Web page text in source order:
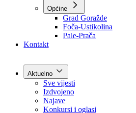
Obrazovanje
Sport
Općine
Kontakt
Aktuelno
Sve vijesti